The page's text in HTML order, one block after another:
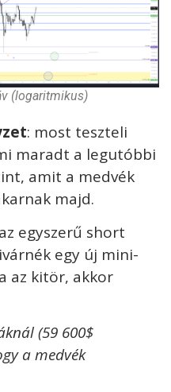
(logaritmikus)
: most teszteli
maradt a legutóbbi
amit a medvék
majd.
egyszerű short
egy új mini-
az kitör, akkor
(59 600$
a medvék